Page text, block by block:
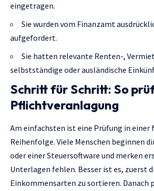
eingetragen.
Sie wurden vom Finanzamt
aufgefordert.
Sie hatten relevante Renten-,
selbstständige oder ausländische
Schritt für Schritt: So
Pflichtveranlagung
Am einfachsten ist eine Prüfung in einer
Reihenfolge. Viele Menschen beginnen
oder einer Steuersoftware und merken
Unterlagen fehlen. Besser ist es, zuerst
Einkommensarten zu sortieren. Danach